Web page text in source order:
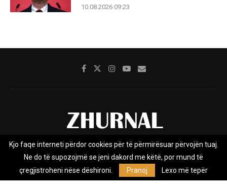
10.08.2026 09:23
Rreth nesh Impresumi Marketing
Privacy Policy
Zhurnal.mk është Agjenci e Lajmeve e pavarur, e themeluar në vitin
Kjo faqe interneti përdor cookies për të përmirësuar përvojën tuaj.
Ne do të supozojmë se jeni dakord me këtë, por mund të
çregjistroheni nëse dëshironi.
Pranoj Lexo më tepër